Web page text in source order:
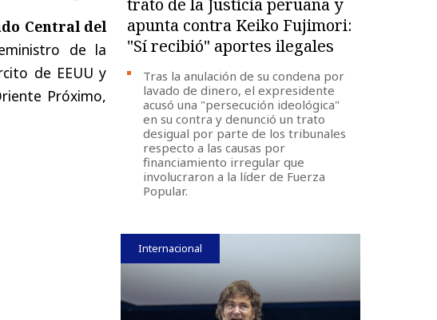
Central del
de la
de EEUU y
Próximo,
apunta contra Keiko Fujimori:
"Sí recibió" aportes ilegales
Tras la anulación de su condena por
lavado de dinero, el expresidente
acusó una "persecución ideológica"
en su contra y denunció un trato
desigual por parte de los tribunales
respecto a las causas por
financiamiento irregular que
involucraron a la líder de Fuerza
Popular.
Internacional